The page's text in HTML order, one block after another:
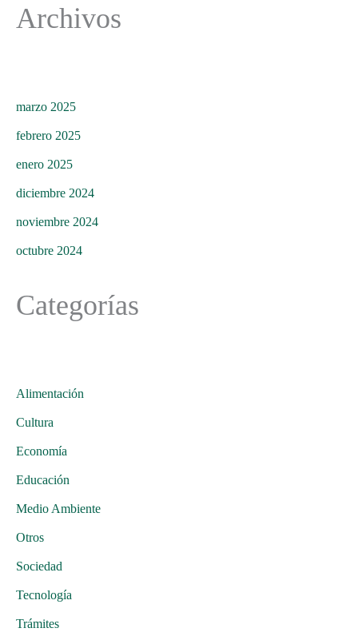
Archivos
marzo 2025
febrero 2025
enero 2025
diciembre 2024
noviembre 2024
octubre 2024
Categorías
Alimentación
Cultura
Economía
Educación
Medio Ambiente
Otros
Sociedad
Tecnología
Trámites